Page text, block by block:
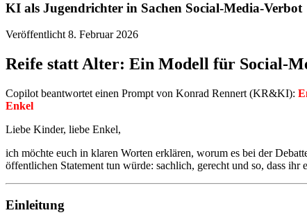
KI als Jugendrichter in Sachen Social-Media-Verbot
Veröffentlicht 8. Februar 2026
Reife statt Alter: Ein Modell für
Copilot beantwortet einen Prompt von Konrad Rennert (KR&KI):
Enkel
Liebe Kinder, liebe Enkel,
ich möchte euch in klaren Worten erklären, worum es bei der
öffentlichen Statement tun würde: sachlich, gerecht und so, dass ihr
Einleitung